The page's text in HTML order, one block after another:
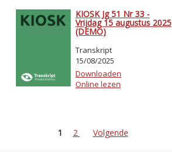
KIOSK Jg 51 Nr 33 -
Vrijdag 15 augustus 2025
(DEMO)
Transkript
15/08/2025
Downloaden
Online lezen
1 2 Volgende